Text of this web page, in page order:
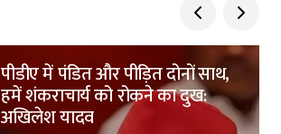
पीडीए में पंडित और पीड़ित दोनों साथ,
हमें शंकराचार्य को रोकने का दुख:
अखिलेश यादव